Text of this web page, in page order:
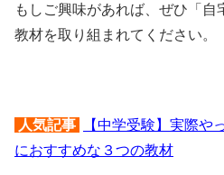
もしご興味があれば、ぜひ「自
教材を取り組まれてください。
人気記事
【中学受験】実際や
におすすめな３つの教材